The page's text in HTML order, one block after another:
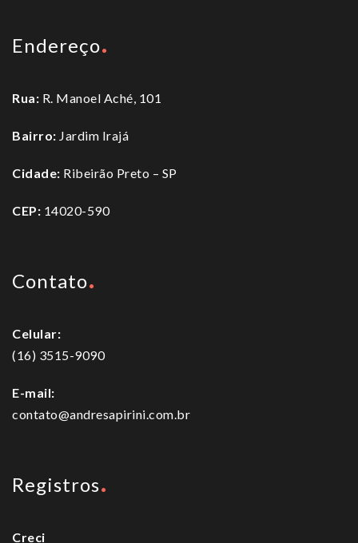
Endereço
Rua: R. Manoel Aché, 101
Bairro: Jardim Irajá
Cidade: Ribeirão Preto – SP
CEP: 14020-590
Contato
Celular:
(16) 3515-9090
E-mail:
contato@andresapirini.com.br
Registros
Creci